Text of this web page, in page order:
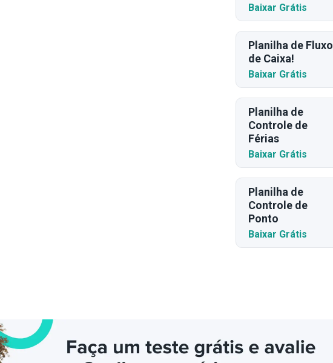
Baixar Grátis
Planilha de Fluxo
de Caixa!
Baixar Grátis
Planilha de
Controle de
Férias
Baixar Grátis
Planilha de
Controle de
Ponto
Baixar Grátis